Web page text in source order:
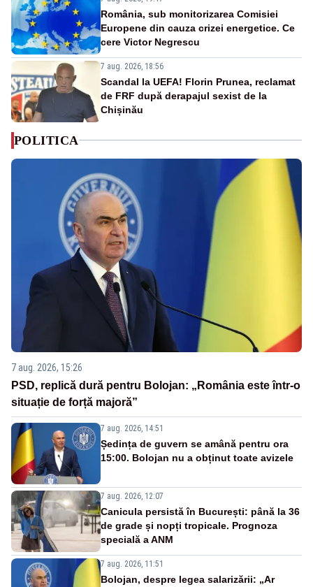
România, sub monitorizarea Comisiei
Europene din cauza crizei energetice. Ce
cere Victor Negrescu
7 aug. 2026, 18:56
Scandal la UEFA! Florin Prunea, reclamat
de FRF după derapajul sexist de la
Chișinău
POLITICA
7 aug. 2026, 15:26
PSD, replică dură pentru Bolojan: „România este într-o
situație de forță majoră”
7 aug. 2026, 14:51
Ședința de guvern se amână pentru ora
15:00. Bolojan nu a obținut toate avizele
7 aug. 2026, 12:07
Canicula persistă în București: până la 36
de grade și nopți tropicale. Prognoza
specială a ANM
7 aug. 2026, 11:51
Bolojan, despre legea salarizării: „Ar